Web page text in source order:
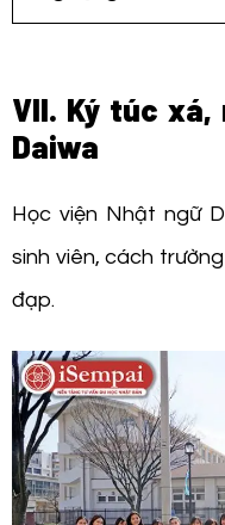
VII. Ký túc
Daiwa
Học viện Nhật ngữ
sinh viên, cách
đạp.